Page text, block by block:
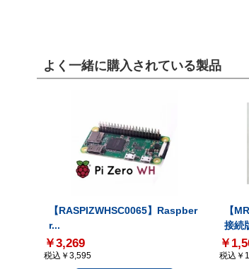
よく一緒に購入されている製品
【RASPIZWHSC0065】Raspber
r...
￥3,269
税込￥3,595
【
接続
￥
税込￥